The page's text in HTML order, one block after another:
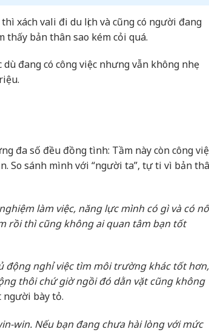
xách vali đi du lịch và cũng có người đang
thấy bản thân sao kém cỏi quá.
đang có công việc nhưng vẫn không nhẹ
đa số đều đồng tình: Tầm này còn công
So sánh mình với “người ta”, tự ti vì bản
làm việc, năng lực mình có gì và có
rồi thì cũng không ai quan tâm bạn tốt
động nghỉ việc tìm môi trường khác tốt hơn,
thôi chứ giờ ngồi đó dằn vặt cũng không
bày tỏ.
win. Nếu bạn đang chưa hài lòng với mức